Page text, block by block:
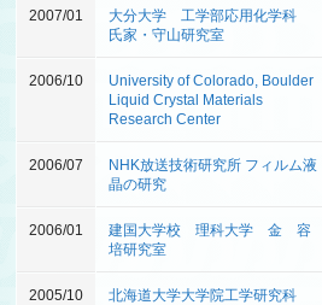
2007/01
大分大学 工学部応用化学科
氏家・守山研究室
2006/10
University of Colorado, Boulder
Liquid Crystal Materials
Research Center
2006/07
NHK放送技術研究所 フィルム液
晶の研究
2006/01
建国大学校 理科大学 金 容
培研究室
2005/10
北海道大学大学院工学研究科